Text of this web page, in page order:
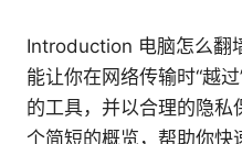
Introduction 电脑怎么翻
能让你在网络传输时“越
的工具，并以合理的隐
个简短的概览，帮助你快